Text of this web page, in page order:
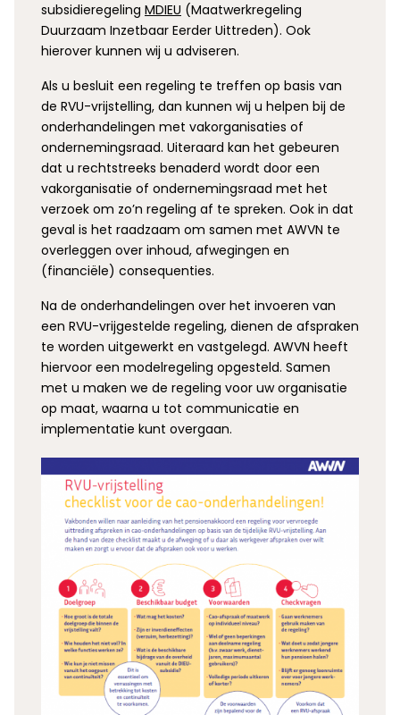
subsidieregeling MDIEU (Maatwerkregeling
Duurzaam Inzetbaar Eerder Uittreden). Ook
hierover kunnen wij u adviseren.
Als u besluit een regeling te treffen op basis van
de RVU-vrijstelling, dan kunnen wij u helpen bij de
onderhandelingen met vakorganisaties of
ondernemingsraad. Uiteraard kan het gebeuren
dat u rechtstreeks benaderd wordt door een
vakorganisatie of ondernemingsraad met het
verzoek om zo’n regeling af te spreken. Ook in dat
geval is het raadzaam om samen met AWVN te
overleggen over inhoud, afwegingen en
(financiële) consequenties.
Na de onderhandelingen over het invoeren van
een RVU-vrijgestelde regeling, dienen de afspraken
te worden uitgewerkt en vastgelegd. AWVN heeft
hiervoor een modelregeling opgesteld. Samen
met u maken we de regeling voor uw organisatie
op maat, waarna u tot communicatie en
implementatie kunt overgaan.